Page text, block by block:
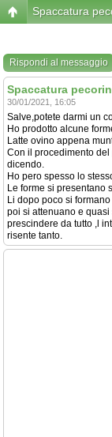
Spaccatura
Rispondi al messaggio
Spaccatura
30/01/2021, 16:05
Salve,potete darmi un
Ho prodotto alcune
Latte ovino appena
Con il procedimento
dicendo.
Ho pero spesso lo
Le forme si presentano
Li dopo poco si
poi si attenuano e
prescindere da tutto ,l
risente tanto.